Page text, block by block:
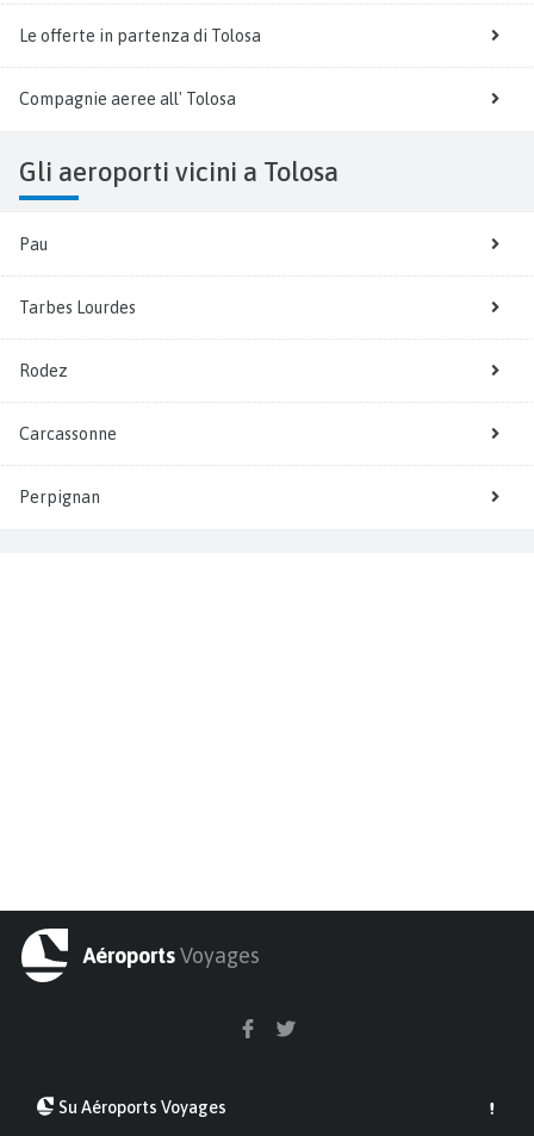
Le offerte in partenza di Tolosa
Compagnie aeree all' Tolosa
Gli aeroporti vicini a Tolosa
Pau
Tarbes Lourdes
Rodez
Carcassonne
Perpignan
AéroportsVoyages
Su Aéroports Voyages